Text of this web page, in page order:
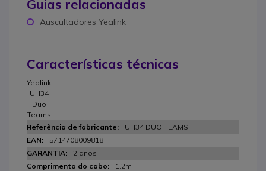
Guias relacionadas
Auscultadores Yealink
Características técnicas
Yealink
UH34
Duo
Teams
UH34 DUO TEAMS
5714708009818
2 anos
1.2m